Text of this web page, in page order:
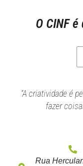
O CINF
“A criatividade é
fazer
Rua